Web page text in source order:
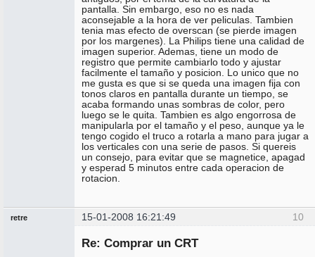
pantalla. Sin embargo, eso no es nada
aconsejable a la hora de ver peliculas. Tambien
tenia mas efecto de overscan (se pierde imagen
por los margenes). La Philips tiene una calidad de
imagen superior. Ademas, tiene un modo de
registro que permite cambiarlo todo y ajustar
facilmente el tamaño y posicion. Lo unico que no
me gusta es que si se queda una imagen fija con
tonos claros en pantalla durante un tiempo, se
acaba formando unas sombras de color, pero
luego se le quita. Tambien es algo engorrosa de
manipularla por el tamaño y el peso, aunque ya le
tengo cogido el truco a rotarla a mano para jugar a
los verticales con una serie de pasos. Si quereis
un consejo, para evitar que se magnetice, apagad
y esperad 5 minutos entre cada operacion de
rotacion.
10
retre 15-01-2008 16:21:49
Re: Comprar un CRT